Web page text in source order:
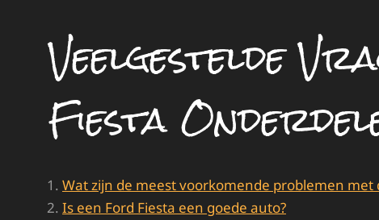
Veelgestelde
Fiesta
Wat zijn de meest voorkomende problemen met
Is een Ford Fiesta een goede auto?